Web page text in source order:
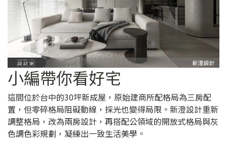
小編帶你看好宅
這間位於台中的30坪新成屋，原始建商所配格局為三房配
置，但零碎格局阻礙動線，採光也變得局限。新澄設計重新
調整格局，改為兩房設計，再搭配公領域的開放式格局與灰
色調色彩規劃，凝練出一致生活美學。